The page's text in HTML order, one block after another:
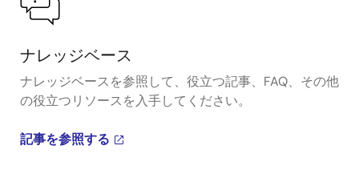
ナレッジベース
ナレッジベースを参照して、役立つ記事、FAQ、その他
の役立つリソースを入手してください。
記事を参照する